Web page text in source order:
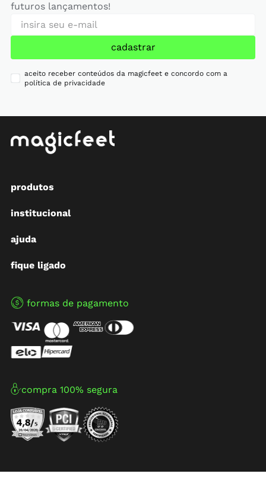
futuros lançamentos!
cadastrar
aceito receber conteúdos da magicfeet e concordo com a
política de privacidade
produtos
institucional
ajuda
fique ligado
formas de pagamento
compra 100% segura